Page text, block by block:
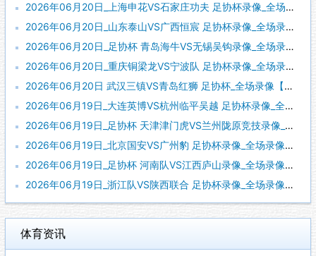
2026年06月20日_上海申花VS石家庄功夫 足协杯录像_全场录像【高清回放】
2026年06月20日_山东泰山VS广西恒宸 足协杯录像_全场录像【高清回放】
2026年06月20日_足协杯 青岛海牛VS无锡吴钩录像_全场录像【全场回放】
2026年06月20日_重庆铜梁龙VS宁波队 足协杯录像_全场录像【高清回放】
2026年06月20日 武汉三镇VS青岛红狮 足协杯_全场录像【全场回放】
2026年06月19日_大连英博VS杭州临平吴越 足协杯录像_全场录像【全场回放】
2026年06月19日_足协杯 天津津门虎VS兰州陇原竞技录像_全场录像【视频集锦】
2026年06月19日_北京国安VS广州豹 足协杯录像_全场录像【高清回放】
2026年06月19日_足协杯 河南队VS江西庐山录像_全场录像【高清回放】
2026年06月19日_浙江队VS陕西联合 足协杯录像_全场录像【全场回放】
体育资讯